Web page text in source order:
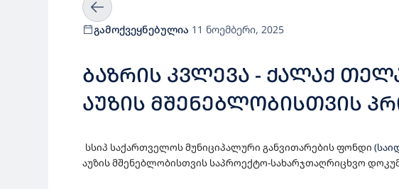
გამოქვეყნებულია 11 ნოემბერი, 2025
ᲑᲐᲖᲠᲘᲡ ᲙᲕᲚᲔᲕᲐ - ᲥᲐᲚᲐᲥ
ᲐᲣᲖᲘᲡ ᲛᲨᲔᲜᲔᲑᲚᲝᲑᲘᲡᲗᲕᲘᲡ
სსიპ საქართველოს მუნიციპალური განვითარების ფონდი
აუზის მშენებლობისთვის საპროექტო-სახარჯთაღრიცხვო